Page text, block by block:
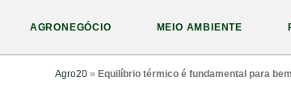
AGRONEGÓCIO MEIO AMBIENTE
Agro20 » Equilíbrio térmico é fundamental para